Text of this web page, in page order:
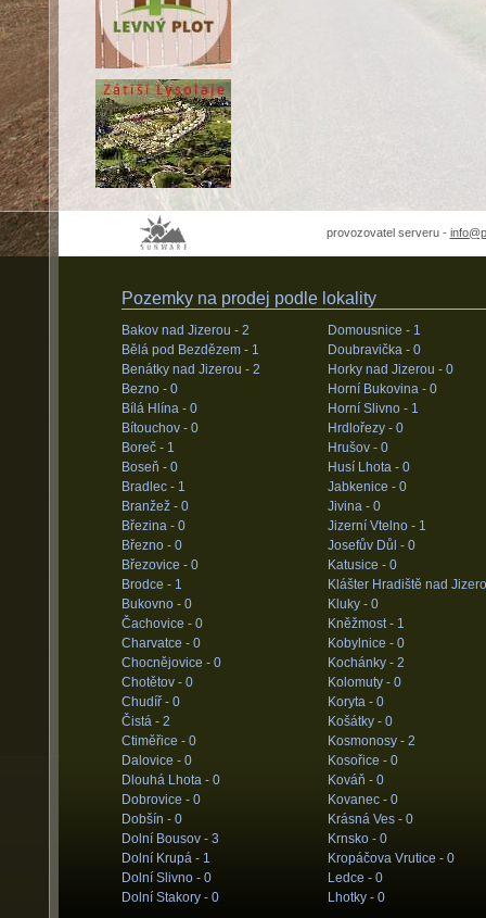
provozovatel serveru -
Pozemky na prodej podle lokality
Bakov nad Jizerou - 2
Bělá pod Bezdězem - 1
Benátky nad Jizerou - 2
Bezno - 0
Bílá Hlína - 0
Bítouchov - 0
Boreč - 1
Boseň - 0
Bradlec - 1
Branžež - 0
Březina - 0
Březno - 0
Březovice - 0
Brodce - 1
Bukovno - 0
Čachovice - 0
Charvatce - 0
Chocnějovice - 0
Chotětov - 0
Chudíř - 0
Čistá - 2
Ctiměřice - 0
Dalovice - 0
Dlouhá Lhota - 0
Dobrovice - 0
Dobšín - 0
Dolní Bousov - 3
Dolní Krupá - 1
Dolní Slivno - 0
Dolní Stakory - 0
Domousnice - 1
Doubravička - 0
Horky nad Jizerou - 0
Horní Bukovina - 0
Horní Slivno - 1
Hrdlořezy - 0
Hrušov - 0
Husí Lhota - 0
Jabkenice - 0
Jivina - 0
Jizerní Vtelno - 1
Josefův Důl - 0
Katusice - 0
Klášter Hradiště nad
Kluky - 0
Kněžmost - 1
Kobylnice - 0
Kochánky - 2
Kolomuty - 0
Koryta - 0
Košátky - 0
Kosmonosy - 2
Kosořice - 0
Kováň - 0
Kovanec - 0
Krásná Ves - 0
Krnsko - 0
Kropáčova Vrutice - 0
Ledce - 0
Lhotky - 0